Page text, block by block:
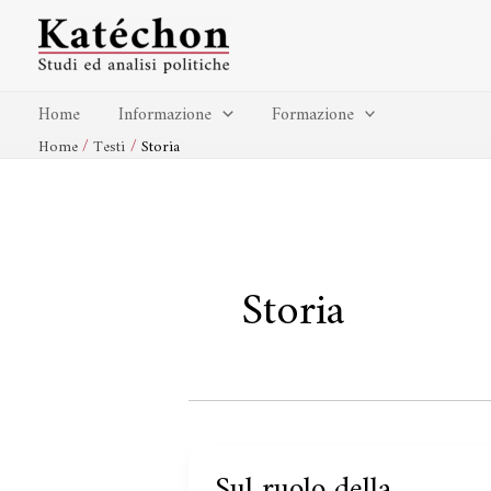
contenuto
Home Informazione Formazione
Home Testi Storia
Storia